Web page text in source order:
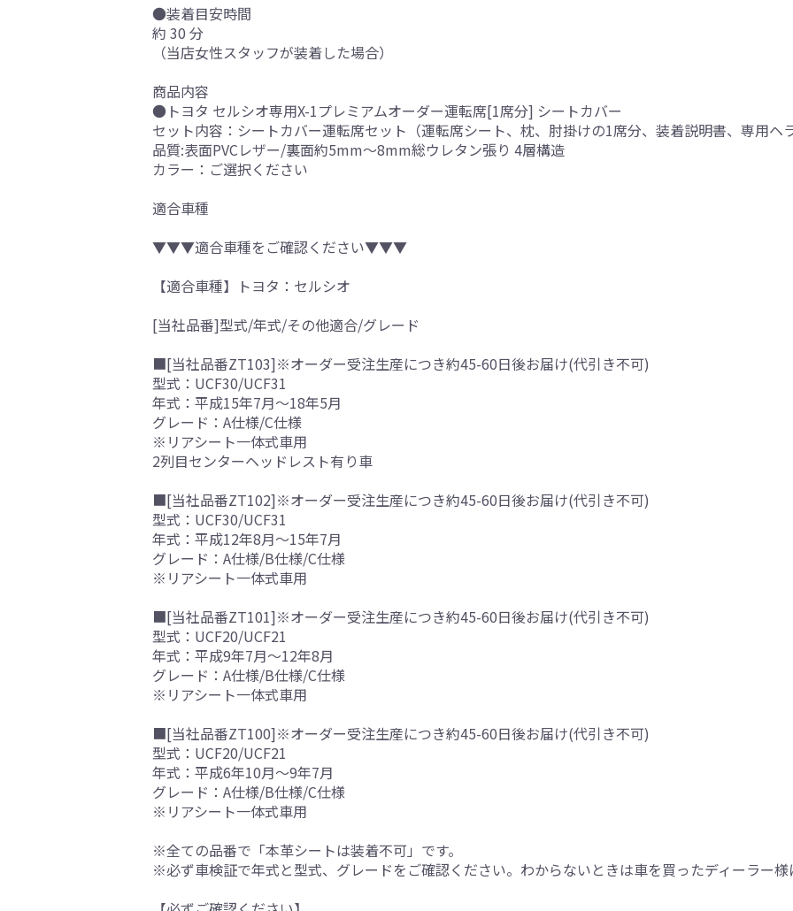
●装着目安時間
約 30 分
（当店女性スタッフが装着した場合）
商品内容
●トヨタ セルシオ専用X-1プレミアムオーダー運転席[1席分] シートカバー
セット内容：シートカバー運転席セット（運転席シート、枕、肘掛けの1席分、装着説明書、専用ヘ
品質:表面PVCレザー/裏面約5mm～8mm総ウレタン張り 4層構造
カラー：ご選択ください
適合車種
▼▼▼適合車種をご確認ください▼▼▼
【適合車種】トヨタ：セルシオ
[当社品番]型式/年式/その他適合/グレード
■[当社品番ZT103]※オーダー受注生産につき約45-60日後お届け(代引き不可)
型式：UCF30/UCF31
年式：平成15年7月～18年5月
グレード：A仕様/C仕様
※リアシート一体式車用
2列目センターヘッドレスト有り車
■[当社品番ZT102]※オーダー受注生産につき約45-60日後お届け(代引き不可)
型式：UCF30/UCF31
年式：平成12年8月～15年7月
グレード：A仕様/B仕様/C仕様
※リアシート一体式車用
■[当社品番ZT101]※オーダー受注生産につき約45-60日後お届け(代引き不可)
型式：UCF20/UCF21
年式：平成9年7月～12年8月
グレード：A仕様/B仕様/C仕様
※リアシート一体式車用
■[当社品番ZT100]※オーダー受注生産につき約45-60日後お届け(代引き不可)
型式：UCF20/UCF21
年式：平成6年10月～9年7月
グレード：A仕様/B仕様/C仕様
※リアシート一体式車用
※全ての品番で「本革シートは装着不可」です。
※必ず車検証で年式と型式、グレードをご確認ください。わからないときは車を買ったディーラー